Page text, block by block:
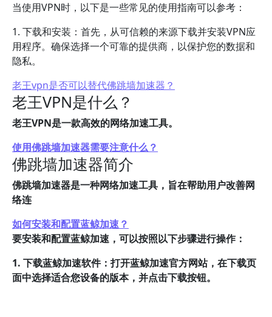
当使用VPN时，以下是一些常见的使用指南可以参考：
1. 下载和安装：首先，从可信赖的来源下载并安装VPN应
用程序。确保选择一个可靠的提供商，以保护您的数据和
隐私。
老王vpn是否可以替代佛跳墙加速器？
老王VPN是什么？
老王VPN是一款高效的网络加速工具。
使用佛跳墙加速器需要注意什么？
佛跳墙加速器简介
佛跳墙加速器是一种网络加速工具，旨在帮助用户改善网
络连
如何安装和配置蓝鲸加速？
要安装和配置蓝鲸加速，可以按照以下步骤进行操作：
1. 下载蓝鲸加速软件：打开蓝鲸加速官方网站，在下载页
面中选择适合您设备的版本，并点击下载按钮。